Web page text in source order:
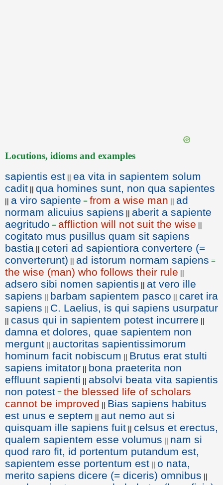
Locutions, idioms and examples
sapientis est || ea vita in sapientem solum
cadit || qua homines sunt, non qua sapientes
|| a viro sapiente = from a wise man || ad
normam alicuius sapiens || aberit a sapiente
aegritudo = affliction will not suit the wise ||
cogitato mus pusillus quam sit sapiens
bastia || ceteri ad sapientiora convertere (=
converterunt) || ad istorum normam sapiens =
the wise (man) who follows their rule ||
adsero sibi nomen sapientis || at vero ille
sapiens || barbam sapientem pasco || caret ira
sapiens || C. Laelius, is qui sapiens usurpatur
|| casus qui in sapientem potest incurrere ||
damna et dolores, quae sapientem non
mergunt || auctoritas sapientissimorum
hominum facit nobiscum || Brutus erat stulti
sapiens imitator || bona praeterita non
effluunt sapienti || absolvi beata vita sapientis
non potest = the blessed life of scholars
cannot be improved || Bias sapiens habitus
est unus e septem || aut nemo aut si
quisquam ille sapiens fuit || celsus et erectus,
qualem sapientem esse volumus || nam si
quod raro fit, id portentum putandum est,
sapientem esse portentum est || o nata,
merito sapiens dicere (= diceris) omnibus ||